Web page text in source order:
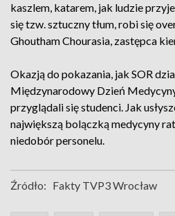
kaszlem, katarem, jak ludzie
się tzw. sztuczny tłum, robi się
Ghoutham Chourasia, zastępca
Okazją do pokazania, jak SOR
Międzynarodowy Dzień
przyglądali się studenci. Jak
największą bolączką medycyny
niedobór personelu.
Źródło: Fakty TVP3 Wrocław